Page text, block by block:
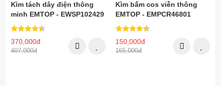
Kìm tách dây điện thông
minh EMTOP - EWSP102429
370,000đ
407,000đ
Kìm bấm cos viễn thông
EMTOP - EMPCR46801
150,000đ
165,000đ